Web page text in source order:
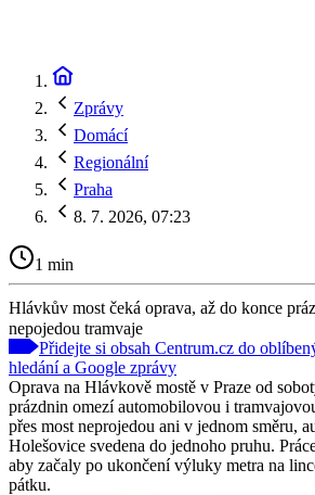
Zprávy
Domácí
Regionální
Praha
8. 7. 2026, 07:23
1 min
Hlávkův most čeká oprava, až do konce
nepojedou tramvaje
Přidejte si obsah Centrum.cz do
hledání a Google zprávy
Oprava na Hlávkově mostě v Praze od
prázdnin omezí automobilovou i
přes most neprojedou ani v jednom směru,
Holešovice svedena do jednoho pruhu.
aby začaly po ukončení výluky metra na
pátku.